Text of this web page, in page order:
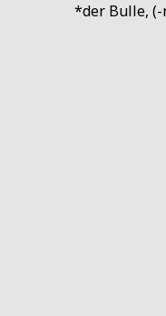
*der Bulle, (-